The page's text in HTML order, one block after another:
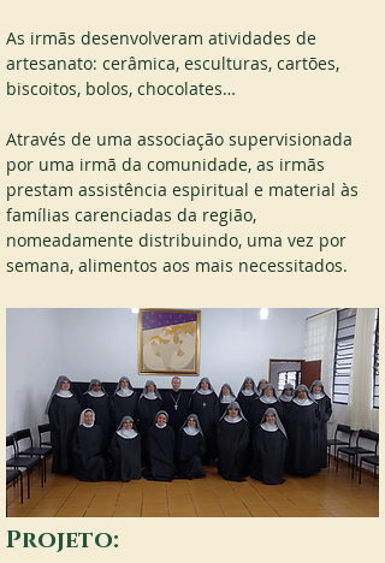
As irmãs desenvolveram atividades de
artesanato: cerâmica, esculturas, cartões,
biscoitos, bolos, chocolates…
Através de uma associação supervisionada
por uma irmã da comunidade, as irmãs
prestam assistência espiritual e material às
famílias carenciadas da região,
nomeadamente distribuindo, uma vez por
semana, alimentos aos mais necessitados.
Projeto: